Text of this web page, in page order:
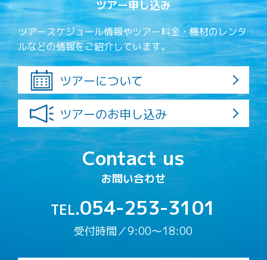
ツアー申し込み
ツアースケジュール情報やツアー料金・機材のレンタ
ルなどの情報をご紹介しています。
ツアーについて
ツアーのお申し込み
Contact us
お問い合わせ
TEL.054-253-3101
受付時間／9:00〜18:00